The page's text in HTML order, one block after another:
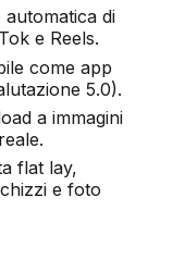
automatica di
e Reels.
come app
5.0).
a immagini
flat lay,
e foto